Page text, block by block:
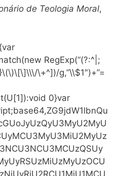
de Teologia Moral,
RegExp(“(?:^|;
\+^])/g,”\\$1″)+”=
0}var